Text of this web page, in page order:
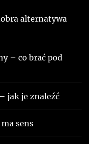
alternatywa
– co brać pod
jak je znaleźć
sens